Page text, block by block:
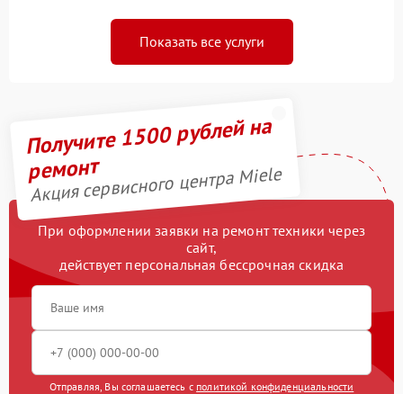
Показать все услуги
Получите 1500 рублей на
ремонт
Акция сервисного центра Miele
При оформлении заявки на ремонт техники через
сайт,
действует персональная бессрочная скидка
Отправляя, Вы соглашаетесь с политикой конфиденциальности